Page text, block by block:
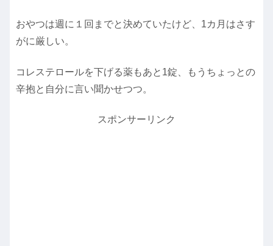
おやつは週に１回までと決めていたけど、1カ月はさす
がに厳しい。
コレステロールを下げる薬もあと1錠、もうちょっとの
辛抱と自分に言い聞かせつつ。
スポンサーリンク